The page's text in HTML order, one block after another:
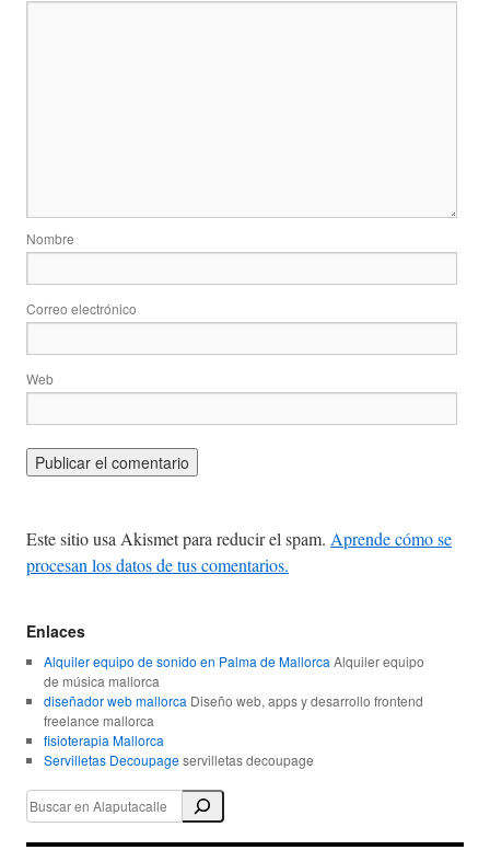
Nombre
Correo electrónico
Web
Este sitio usa Akismet para reducir el spam. Aprende cómo se
procesan los datos de tus comentarios.
Enlaces
Alquiler equipo de sonido en Palma de Mallorca Alquiler equipo
de música mallorca
diseñador web mallorca Diseño web, apps y desarrollo frontend
freelance mallorca
fisioterapia Mallorca
Servilletas Decoupageservilletas decoupage